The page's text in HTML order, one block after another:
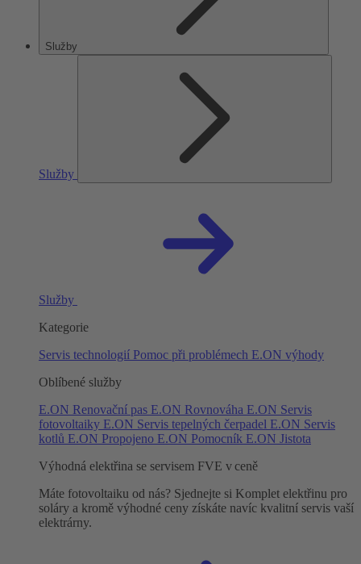
Služby
Služby
Služby
Kategorie
Servis technologií Pomoc při problémech E.ON výhody
Oblíbené služby
E.ON Renovační pas E.ON Rovnováha E.ON Servis
fotovoltaiky E.ON Servis tepelných čerpadel E.ON Servis
kotlů E.ON Propojeno E.ON Pomocník E.ON Jistota
Výhodná elektřina se servisem FVE v ceně
Máte fotovoltaiku od nás? Sjednejte si Komplet elektřinu pro
soláry a kromě výhodné ceny získáte navíc kvalitní servis vaší
elektrárny.